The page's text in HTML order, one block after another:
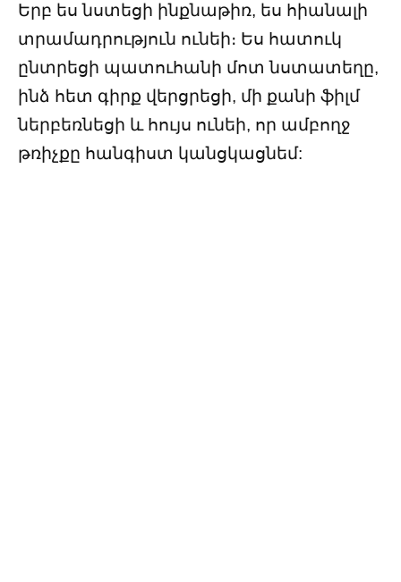
Երբ ես նստեցի ինքնաթիռ, ես հիանալի
տրամադրություն ունեի։ Ես հատուկ
ընտրեցի պատուհանի մոտ նստատեղը,
ինձ հետ գիրք վերցրեցի, մի քանի ֆիլմ
ներբեռնեցի և հույս ունեի, որ ամբողջ
թռիչքը հանգիստ կանցկացնեմ: